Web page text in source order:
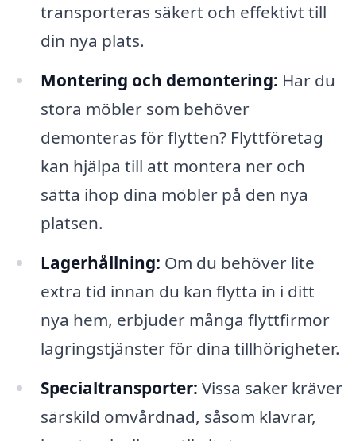
transporteras säkert och effektivt till
din nya plats.
Montering och demontering: Har du
stora möbler som behöver
demonteras för flytten? Flyttföretag
kan hjälpa till att montera ner och
sätta ihop dina möbler på den nya
platsen.
Lagerhållning: Om du behöver lite
extra tid innan du kan flytta in i ditt
nya hem, erbjuder många flyttfirmor
lagringstjänster för dina tillhörigheter.
Specialtransporter: Vissa saker kräver
särskild omvårdnad, såsom klavrar,